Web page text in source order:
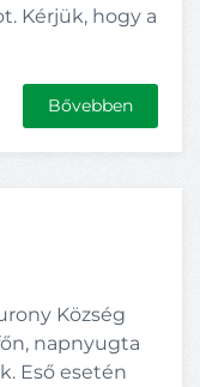
Kérjük, hogy a
Bővebben
Község
napnyugta
Eső esetén